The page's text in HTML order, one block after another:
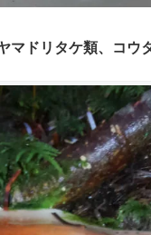
マドリタケ類、コウ